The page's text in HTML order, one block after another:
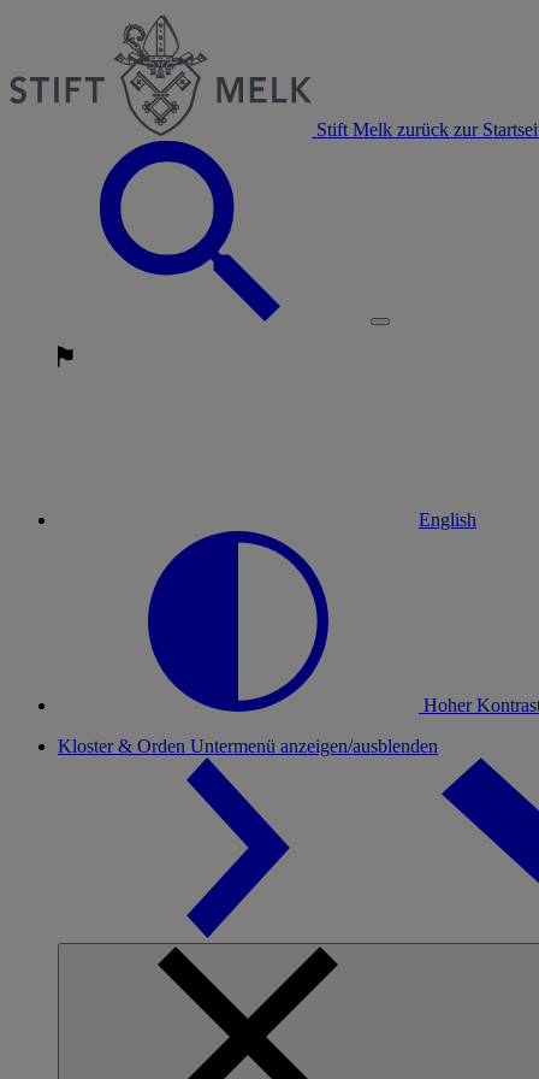
Stift Melk zurück zur
English
Hoher
Kloster & Orden Untermenü anzeigen/ausblenden